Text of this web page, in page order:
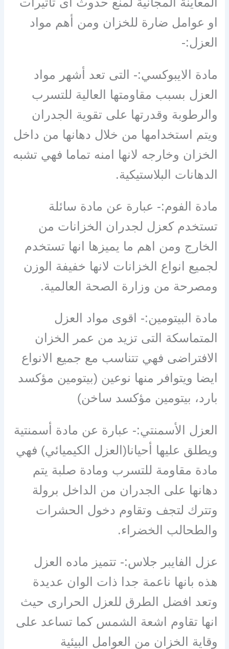
او عوامل ضارة للخزان ومن أهم مواد
العزل:-
مادة الايبوكسي:- التى تعد أشهر مواد
العزل بسبب مقاومتها العالية للتسرب
والرطوبة وقدرتها على تقوية الجدران
ويتم استخدامها من خلال دهانها من داخل
الخزان وخارجه لانها امنه تماما فهي تشبه
الدهانات البلاستيكية.
مادة الفوم:- عبارة عن مادة سائلة
تستخدم كعزل لجدران الخزانات من
الخارج ومن اهم ما يميزها انها تستخدم
لجميع انواع الخزانات لانها خفيفة الوزن
ومصرحة من وزارة الصحة العالمية.
مادة البيتومين:- اقوى مواد العزل
المتماسكة التى تزيد من عمر الخزان
الافتراضى فهي تتناسب مع جميع الانواع
ايضا ويتوافر منها نوعين (بيتومين مؤكسد
بارد، بيتومين مؤكسد ساخن)
العزل الأسمنتي:- عبارة عن مادة أسمنتية
ويطلق عليها أحيانا(العزل الكيميائي) فهي
مادة مقاومة للتسرب ومادة صلبة يتم
دهانها على الجدران من الداخل برولة
وتترك لتجف وتقاوم دخول الحشرات
والطحالب الخضراء.
عزل الفايبر جلاس:- تتميز ماده العزل
هذه بانها ناعمة جدا ذات الوان عديدة
وتعد افضل الطرق للعزل الحرارى حيث
انها تقاوم اشعة الشمس كما تساعد على
وقاية الخزان من العوامل البيئية